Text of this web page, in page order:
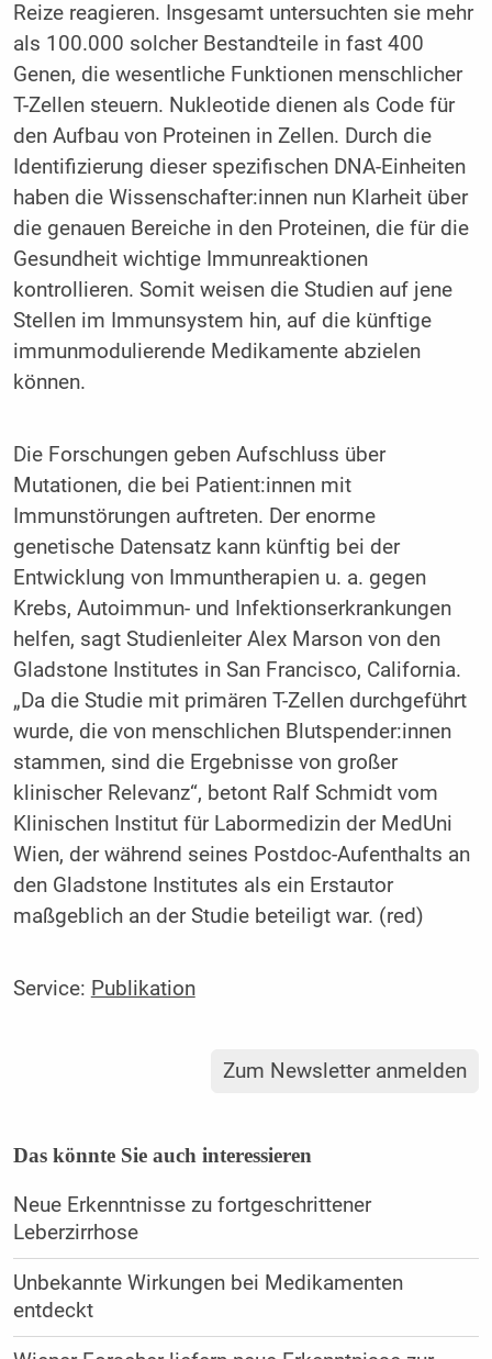
Reize reagieren. Insgesamt untersuchten sie mehr
als 100.000 solcher Bestandteile in fast 400
Genen, die wesentliche Funktionen menschlicher
T-Zellen steuern. Nukleotide dienen als Code für
den Aufbau von Proteinen in Zellen. Durch die
Identifizierung dieser spezifischen DNA-Einheiten
haben die Wissenschafter:innen nun Klarheit über
die genauen Bereiche in den Proteinen, die für die
Gesundheit wichtige Immunreaktionen
kontrollieren. Somit weisen die Studien auf jene
Stellen im Immunsystem hin, auf die künftige
immunmodulierende Medikamente abzielen
können.
Die Forschungen geben Aufschluss über
Mutationen, die bei Patient:innen mit
Immunstörungen auftreten. Der enorme
genetische Datensatz kann künftig bei der
Entwicklung von Immuntherapien u. a. gegen
Krebs, Autoimmun- und Infektionserkrankungen
helfen, sagt Studienleiter Alex Marson von den
Gladstone Institutes in San Francisco, California.
„Da die Studie mit primären T-Zellen durchgeführt
wurde, die von menschlichen Blutspender:innen
stammen, sind die Ergebnisse von großer
klinischer Relevanz“, betont Ralf Schmidt vom
Klinischen Institut für Labormedizin der MedUni
Wien, der während seines Postdoc-Aufenthalts an
den Gladstone Institutes als ein Erstautor
maßgeblich an der Studie beteiligt war. (red)
Service: Publikation
Zum Newsletter anmelden
Das könnte Sie auch interessieren
Neue Erkenntnisse zu fortgeschrittener
Leberzirrhose
Unbekannte Wirkungen bei Medikamenten
entdeckt